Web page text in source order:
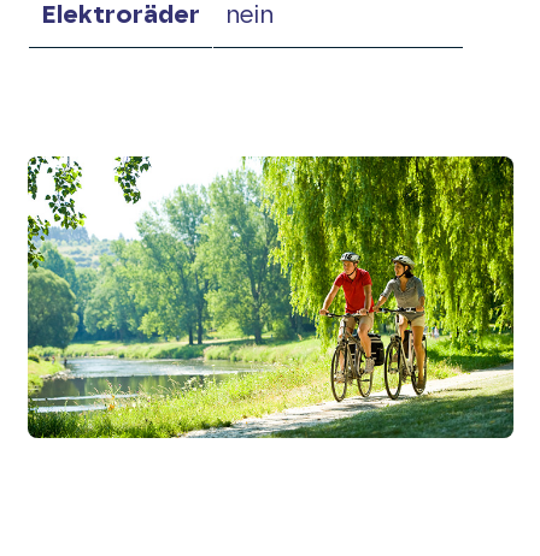
Touren-Tipp Hunsrück-Mosel
Touren-Tipp Kosmosradweg
Touren-Tipp Moseltal
Touren-Tipp MaareMosel
Touren-Tipp Enztal
Elektroräder nein